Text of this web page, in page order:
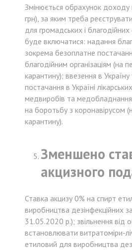
Змінюється обрахунок доходу
грн), за яким треба
для громадських і благодійних
буде включатися: надання
зокрема безоплатне
благодійним організаціям (на
карантину); ввезення в
постачання в Україні
медвиробів та
на боротьбу з коронавірусом
карантину).
Зменшено
акцизного
Ставка акцизу 0% на спирт
виробництва дезінфекційних
31.05.2020 р.); звільнення від
встановлювати витратоміри-
етиловий для виробництва